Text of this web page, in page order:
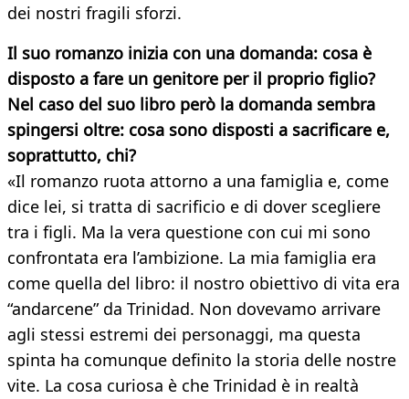
dei nostri fragili sforzi.
Il suo romanzo inizia con una domanda: cosa è
disposto a fare un genitore per il proprio figlio?
Nel caso del suo libro però la domanda sembra
spingersi oltre: cosa sono disposti a sacrificare e,
soprattutto, chi?
«Il romanzo ruota attorno a una famiglia e, come
dice lei, si tratta di sacrificio e di dover scegliere
tra i figli. Ma la vera questione con cui mi sono
confrontata era l’ambizione. La mia famiglia era
come quella del libro: il nostro obiettivo di vita era
“andarcene” da Trinidad. Non dovevamo arrivare
agli stessi estremi dei personaggi, ma questa
spinta ha comunque definito la storia delle nostre
vite. La cosa curiosa è che Trinidad è in realtà